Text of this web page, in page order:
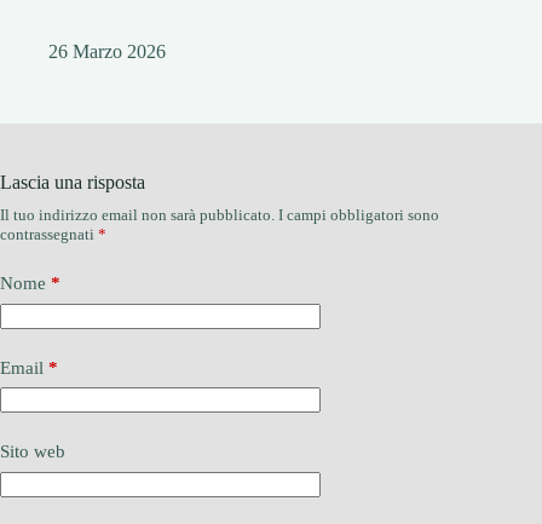
26 Marzo 2026
Lascia una risposta
Il tuo indirizzo email non sarà pubblicato. I campi obbligatori sono
contrassegnati *
Nome *
Email *
Sito web